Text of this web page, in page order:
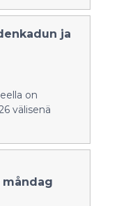
ja
on
välisenä